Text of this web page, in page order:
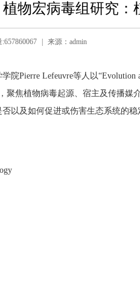
植物宏病毒组研究：
来源：admin
院Pierre Lefeuvre等人以“Evolution
聚焦植物病毒起源、宿主及传播
以及如何促进或伤害生态系统的稳